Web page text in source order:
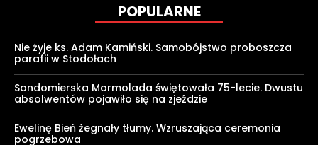
POPULARNE
Nie żyje ks. Adam Kamiński. Samobójstwo proboszcza
parafii w Stodołach
Sandomierska Marmolada świętowała 75-lecie. Dwustu
absolwentów pojawiło się na zjeździe
Ewelinę Bień żegnały tłumy. Wzruszająca ceremonia
pogrzebowa